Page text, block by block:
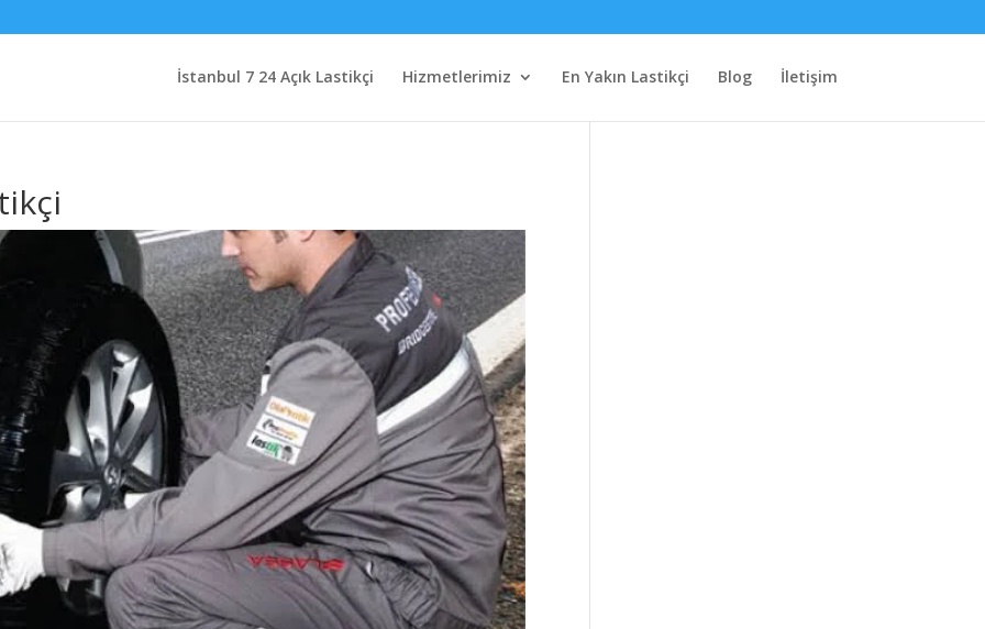
İstanbul 7 24 Açık Lastikçi Hizmetlerimiz En Yakın Lastikçi Blog İletişim